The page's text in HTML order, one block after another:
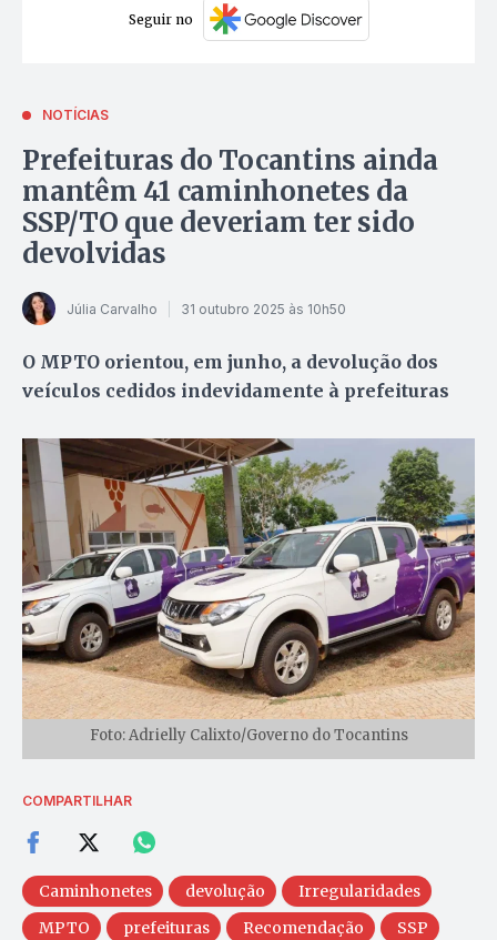
Seguir no
NOTÍCIAS
Prefeituras do Tocantins ainda
mantêm 41 caminhonetes da
SSP/TO que deveriam ter sido
devolvidas
Júlia Carvalho 31 outubro 2025 às 10h50
O MPTO orientou, em junho, a devolução dos
veículos cedidos indevidamente à prefeituras
Foto: Adrielly Calixto/Governo do Tocantins
COMPARTILHAR
Caminhonetes devolução
Irregularidades
MPTO
prefeituras Recomendação
SSP